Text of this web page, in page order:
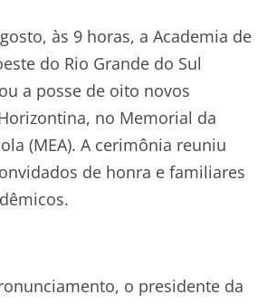
às 9 horas, a Academia de
do Rio Grande do Sul
a posse de oito novos
no Memorial da
(MEA). A cerimônia reuniu
de honra e familiares
o presidente da